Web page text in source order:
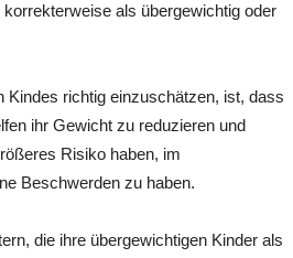
als übergewichtig oder
Kindes richtig einzuschätzen, ist, dass
ihr Gewicht zu reduzieren und
Risiko haben, im
Beschwerden zu haben.
die ihre übergewichtigen Kinder als